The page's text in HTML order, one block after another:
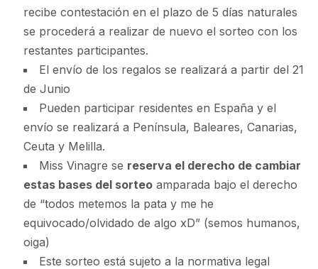
recibe contestación en el plazo de 5 días naturales
se procederá a realizar de nuevo el sorteo con los
restantes participantes.
El envío de los regalos se realizará a partir del 21
de Junio
Pueden participar residentes en España y el
envío se realizará a Península, Baleares, Canarias,
Ceuta y Melilla.
Miss Vinagre se reserva el derecho de cambiar
estas bases del sorteoamparada bajo el derecho
de “todos metemos la pata y me he
equivocado/olvidado de algo xD” (semos humanos,
oiga)
Este sorteo está sujeto a la normativa legal